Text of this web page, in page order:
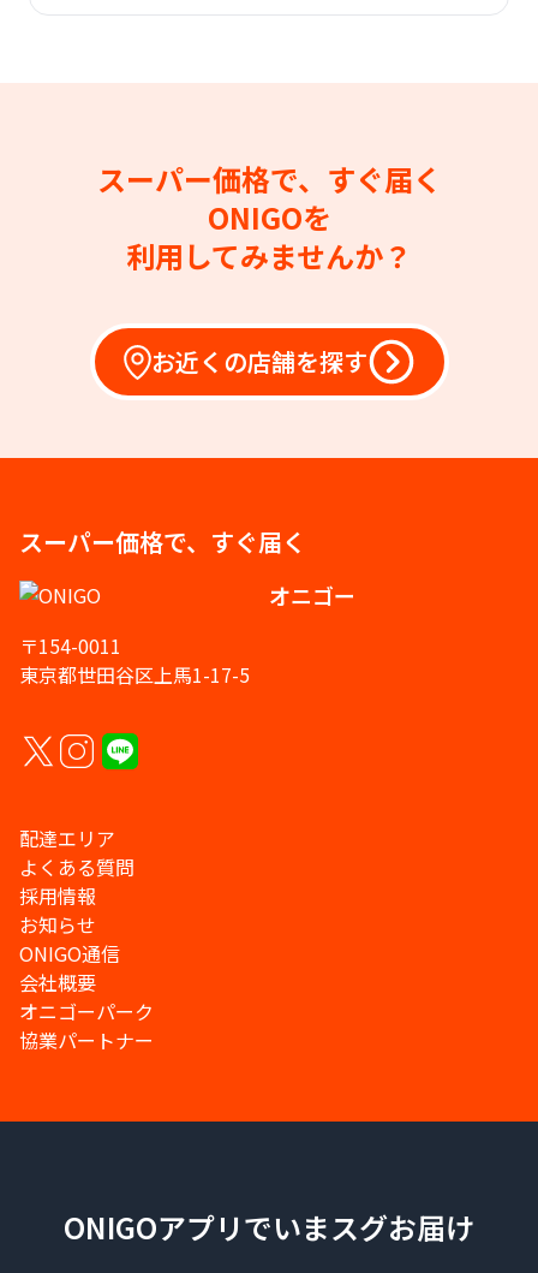
スーパー価格で、すぐ届く
ONIGOを
利用してみませんか？
お近くの店舗を探す
スーパー価格で、すぐ届く
オニゴー
〒154-0011
東京都世田谷区上馬1-17-5
配達エリア
よくある質問
採用情報
お知らせ
ONIGO通信
会社概要
オニゴーパーク
協業パートナー
ONIGOアプリでいまスグお届け